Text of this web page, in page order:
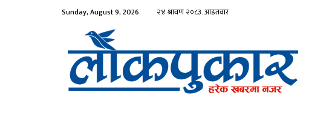
Sunday, August 9, 2026